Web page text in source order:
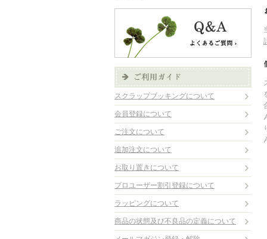
スクラップブッキングについて
会員登録について
ご注文について
追加注文について
お取り置きについて
プロユーザー割引登録について
ラッピングについて
商品の状態及び不良品の定義について